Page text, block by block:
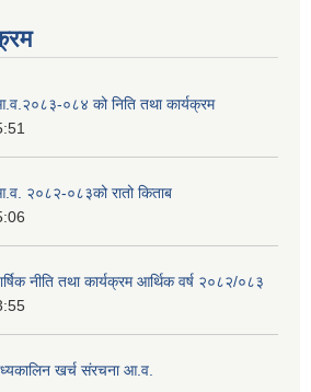
आ.व.२०८३-०८४ को निति तथा कार्यक्रम
२०८२-०८३को रातो किताब
नीति तथा कार्यक्रम आर्थिक वर्ष २०८२/०८३
खर्च संरचना आ.व.